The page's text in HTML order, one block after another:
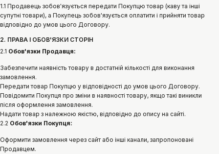
1.1 Продавець зобов'язується передати Покупцю товар (каву та інші
супутні товари), а Покупець зобов'язується оплатити і прийняти товар
відповідно до умов цього Договору.
2. ПРАВА І ОБОВ'ЯЗКИ СТОРІН
2.1 Обов'язки Продавця:
Забезпечити наявність товару в достатній кількості для виконання
замовлення.
Передати товар Покупцю у відповідності до умов цього Договору.
Повідомити Покупця про зміни в наявності товару, якщо такі виникли
після оформлення замовлення.
Надати товар з належною якістю, відповідно до опису на сайті.
2.2 Обов'язки Покупця:
Оформити замовлення через сайт або інші канали, запропоновані
Продавцем.